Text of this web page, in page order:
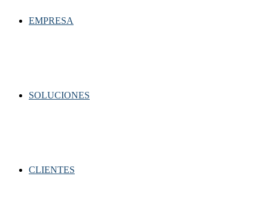
EMPRESA
SOLUCIONES
CLIENTES